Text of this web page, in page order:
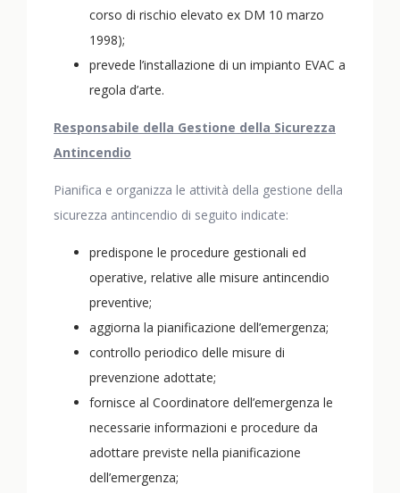
corso di rischio elevato ex DM 10 marzo
1998);
prevede l’installazione di un impianto EVAC a
regola d’arte.
Responsabile della Gestione della Sicurezza
Antincendio
Pianifica e organizza le attività della gestione della
sicurezza antincendio di seguito indicate:
predispone le procedure gestionali ed
operative, relative alle misure antincendio
preventive;
aggiorna la pianificazione dell’emergenza;
controllo periodico delle misure di
prevenzione adottate;
fornisce al Coordinatore dell’emergenza le
necessarie informazioni e procedure da
adottare previste nella pianificazione
dell’emergenza;